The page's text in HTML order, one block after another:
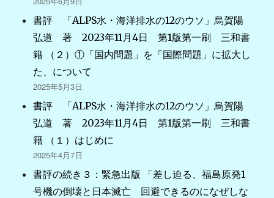
書評 「ALPS水・海洋排水の12のウソ」烏賀陽
弘道 著 2023年11月4日 第1版第一刷 三和書
籍 （２）①「国内問題」を「国際問題」に拡大し
た、について
2025年5月3日
書評 「ALPS水・海洋排水の12のウソ」烏賀陽
弘道 著 2023年11月4日 第1版第一刷 三和書
籍 （１）はじめに
2025年4月7日
書評の続き３：緊急出版 「差し迫る、福島原発1
号機の倒壊と日本滅亡 回避できるのになぜしな